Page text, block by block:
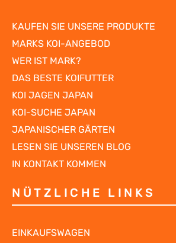
KAUFEN SIE UNSERE PRODUKTE
MARKS KOI-ANGEBOD
WER IST MARK?
DAS BESTE KOIFUTTER
KOI JAGEN JAPAN
KOI-SUCHE JAPAN
JAPANISCHER GÄRTEN
LESEN SIE UNSEREN BLOG
IN KONTAKT KOMMEN
NÜTZLICHE LINKS
EINKAUFSWAGEN